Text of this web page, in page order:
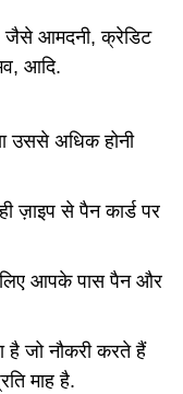
जैसे आमदनी, क्रेडिट
आदि.
उससे अधिक होनी
ज़ाइप से पैन कार्ड पर
आपके पास पैन और
है जो नौकरी करते हैं
माह है.